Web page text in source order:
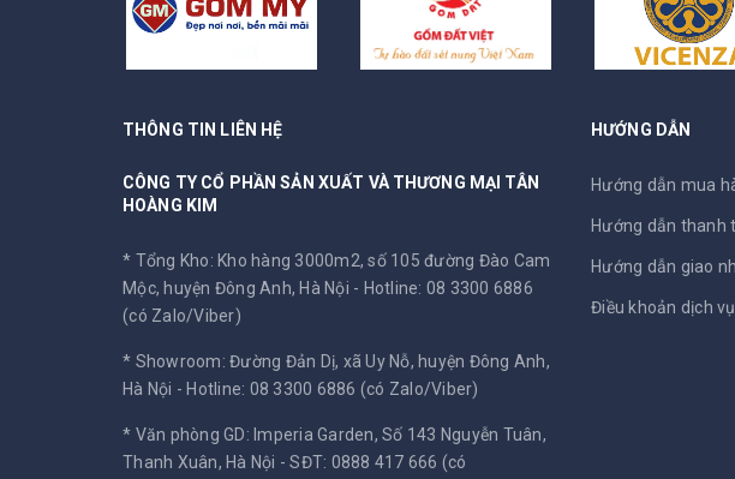
THÔNG TIN LIÊN HỆ
CÔNG TY CỔ PHẦN SẢN XUẤT VÀ THƯƠNG MẠI TÂN
HOÀNG KIM
* Tổng Kho: Kho hàng 3000m2, số 105 đường Đào Cam
Mộc, huyện Đông Anh, Hà Nội - Hotline: 08 3300 6886
(có Zalo/Viber)
* Showroom: Đường Đản Dị, xã Uy Nỗ, huyện Đông Anh,
Hà Nội -Hotline: 08 3300 6886 (có Zalo/Viber)
* Văn phòng GD: Imperia Garden, Số 143 Nguyễn Tuân,
Thanh Xuân, Hà Nội -SĐT: 0888 417 666 (có
HƯỚNG DẪN
Hướng dẫn mua
Hướng dẫn thanh
Hướng dẫn giao
Điều khoản dịch vụ